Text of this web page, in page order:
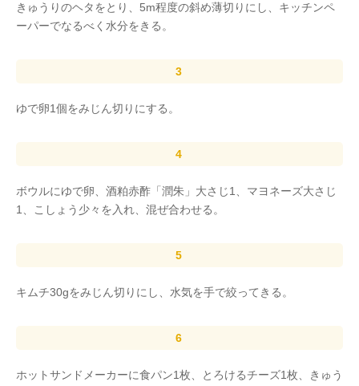
きゅうりのヘタをとり、5m程度の斜め薄切りにし、キッチンペ
ーパーでなるべく水分をきる。
ゆで卵1個をみじん切りにする。
ボウルにゆで卵、酒粕赤酢「潤朱」大さじ1、マヨネーズ大さじ
1、こしょう少々を入れ、混ぜ合わせる。
キムチ30gをみじん切りにし、水気を手で絞ってきる。
ホットサンドメーカーに食パン1枚、とろけるチーズ1枚、きゅう